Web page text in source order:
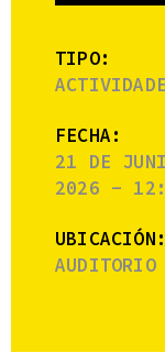
TIPO:
FECHA:
21 DE
2026 -
UBICACIÓN:
AUDITORIO